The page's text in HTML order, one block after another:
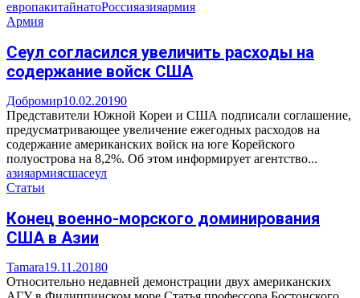
европакитайнатоРоссияазияармия
Армия
Сеул согласился увеличить расходы на
содержание войск США
Добромир10.02.20190
Представители Южной Кореи и США подписали соглашение,
предусматривающее увеличение ежегодных расходов на
содержание американских войск на юге Корейского
полуострова на 8,2%. Об этом информирует агентство...
азияармиясшасеул
Статьи
Конец военно-морского доминирования
США в Азии
Tamara19.11.20180
Относительно недавней демонстрации двух американских